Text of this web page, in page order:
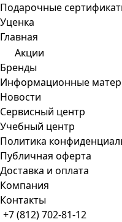
Подарочные
Уценка
Главная
Акции
Бренды
Информационные
Новости
Сервисный центр
Учебный центр
Политика
Публичная оферта
Доставка и оплата
Компания
Контакты
+7 (812) 702-81-12